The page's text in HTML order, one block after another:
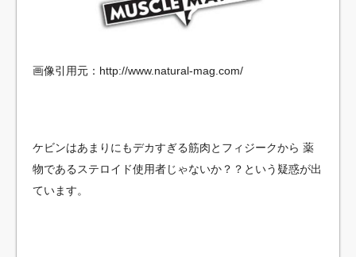
画像引用元：http://www.natural-mag.com/
ケビンはあまりにもデカすぎる筋肉とフィジークから 薬
物であるステロイド使用者じゃないか？？という疑惑が出
ています。